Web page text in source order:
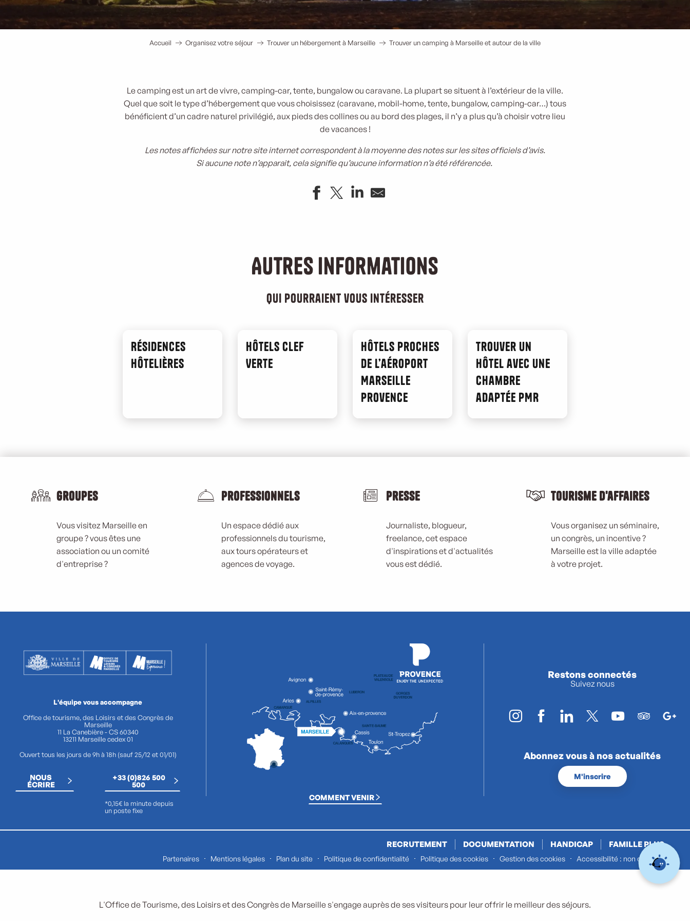
Accueil Organisez votre séjour Trouver un hébergement à Marseille Trouver un camping à Marseille et autour de la ville
Le camping est un art de vivre, camping-car, tente, bungalow ou caravane. La plupart se situent à l’extérieur de la ville.
Quel que soit le type d’hébergement que vous choisissez (caravane, mobil-home, tente, bungalow, camping-car…) tous
bénéficient d’un cadre naturel privilégié, aux pieds des collines ou au bord des plages, il n’y a plus qu’à choisir votre lieu
de vacances !
Les notes affichées sur notre site internet correspondent à la moyenne des notes sur les sites officiels d’avis.
Si aucune note n’apparait, cela signifie qu’aucune information n’a été référencée.
Camping Homair - La Baie des Anges
Autres informations
qui pourraient vous intéresser
Résidences
hôtelières
Hôtels Clef
Verte
Hôtels proches
de l’aéroport
Marseille
Provence
Trouver un
hôtel avec une
chambre
adaptée PMR
Groupes
Vous visitez Marseille en
groupe ? vous êtes une
association ou un comité
d'entreprise ?
Professionnels
Un espace dédié aux
professionnels du tourisme,
aux tours opérateurs et
agences de voyage.
Presse
Journaliste, blogueur,
freelance, cet espace
d'inspirations et d'actualités
vous est dédié.
Tourisme d'affaires
Vous organisez un séminaire,
un congrès, un incentive ?
Marseille est la ville adaptée
à votre projet.
L'équipe vous accompagne
Office de tourisme, des Loisirs et des Congrès de
Marseille
11 La Canebière - CS 60340
13211 Marseille cedex 01
Ouvert tous les jours de 9h à 18h (sauf 25/12 et 01/01)
NOUS
ÉCRIRE
+33 (0)826 500
500
*0,15€ la minute depuis
un poste fixe
COMMENT VENIR
Restons connectés
Suivez nous
Abonnez vous à nos actualités
M'inscrire
RECRUTEMENT DOCUMENTATION HANDICAP FAMILLE PLUS
Partenaires Mentions légales Plan du site Politique de confidentialité Politique des cookies Gestion des cookies Accessibilité : non conforme
L'Office de Tourisme, des Loisirs et des Congrès de Marseille s'engage auprès de ses visiteurs pour leur offrir le meilleur des séjours.